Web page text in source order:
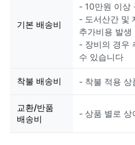
기본 배송비
- 10만원 이상
- 도서산간 및
추가비용 발생
- 장비의 경우
수 있습니다
착불 배송비 - 착불 적용 상
교환/반품
배송비
- 상품 별로 상